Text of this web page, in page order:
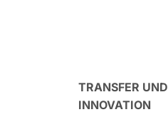
TRANSFER UND
INNOVATION